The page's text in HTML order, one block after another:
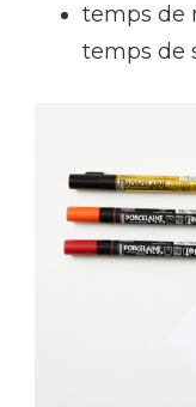
temps de
temps de